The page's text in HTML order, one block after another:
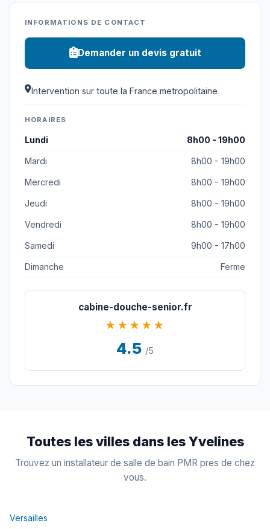
INFORMATIONS DE CONTACT
Demander un devis gratuit
Intervention sur toute la France metropolitaine
HORAIRES
Lundi 8h00 - 19h00
Mardi 8h00 - 19h00
Mercredi 8h00 - 19h00
Jeudi 8h00 - 19h00
Vendredi 8h00 - 19h00
Samedi 9h00 - 17h00
Dimanche Ferme
cabine-douche-senior.fr
★★★★★
4.5 /5
Toutes les villes dans les Yvelines
Trouvez un installateur de salle de bain PMR pres de chez
vous.
Versailles